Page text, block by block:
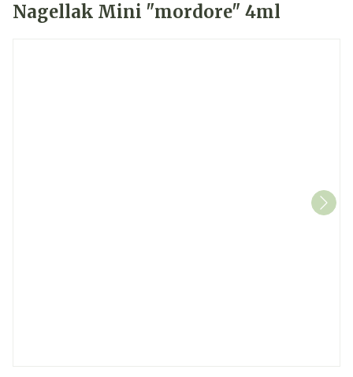
Nagellak Mini "mordore" 4ml